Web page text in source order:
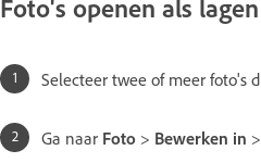
Foto's openen als
Selecteer twee of meer foto's
Ga naar Foto > Bewerken in >